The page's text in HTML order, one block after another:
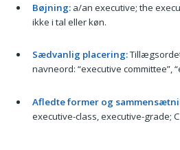
Bøjning:a/an executive; the
ikke i tal eller køn.
Sædvanlig placering:
navneord: “executive committee”,
Afledte former og
executive-class, executive-grade;